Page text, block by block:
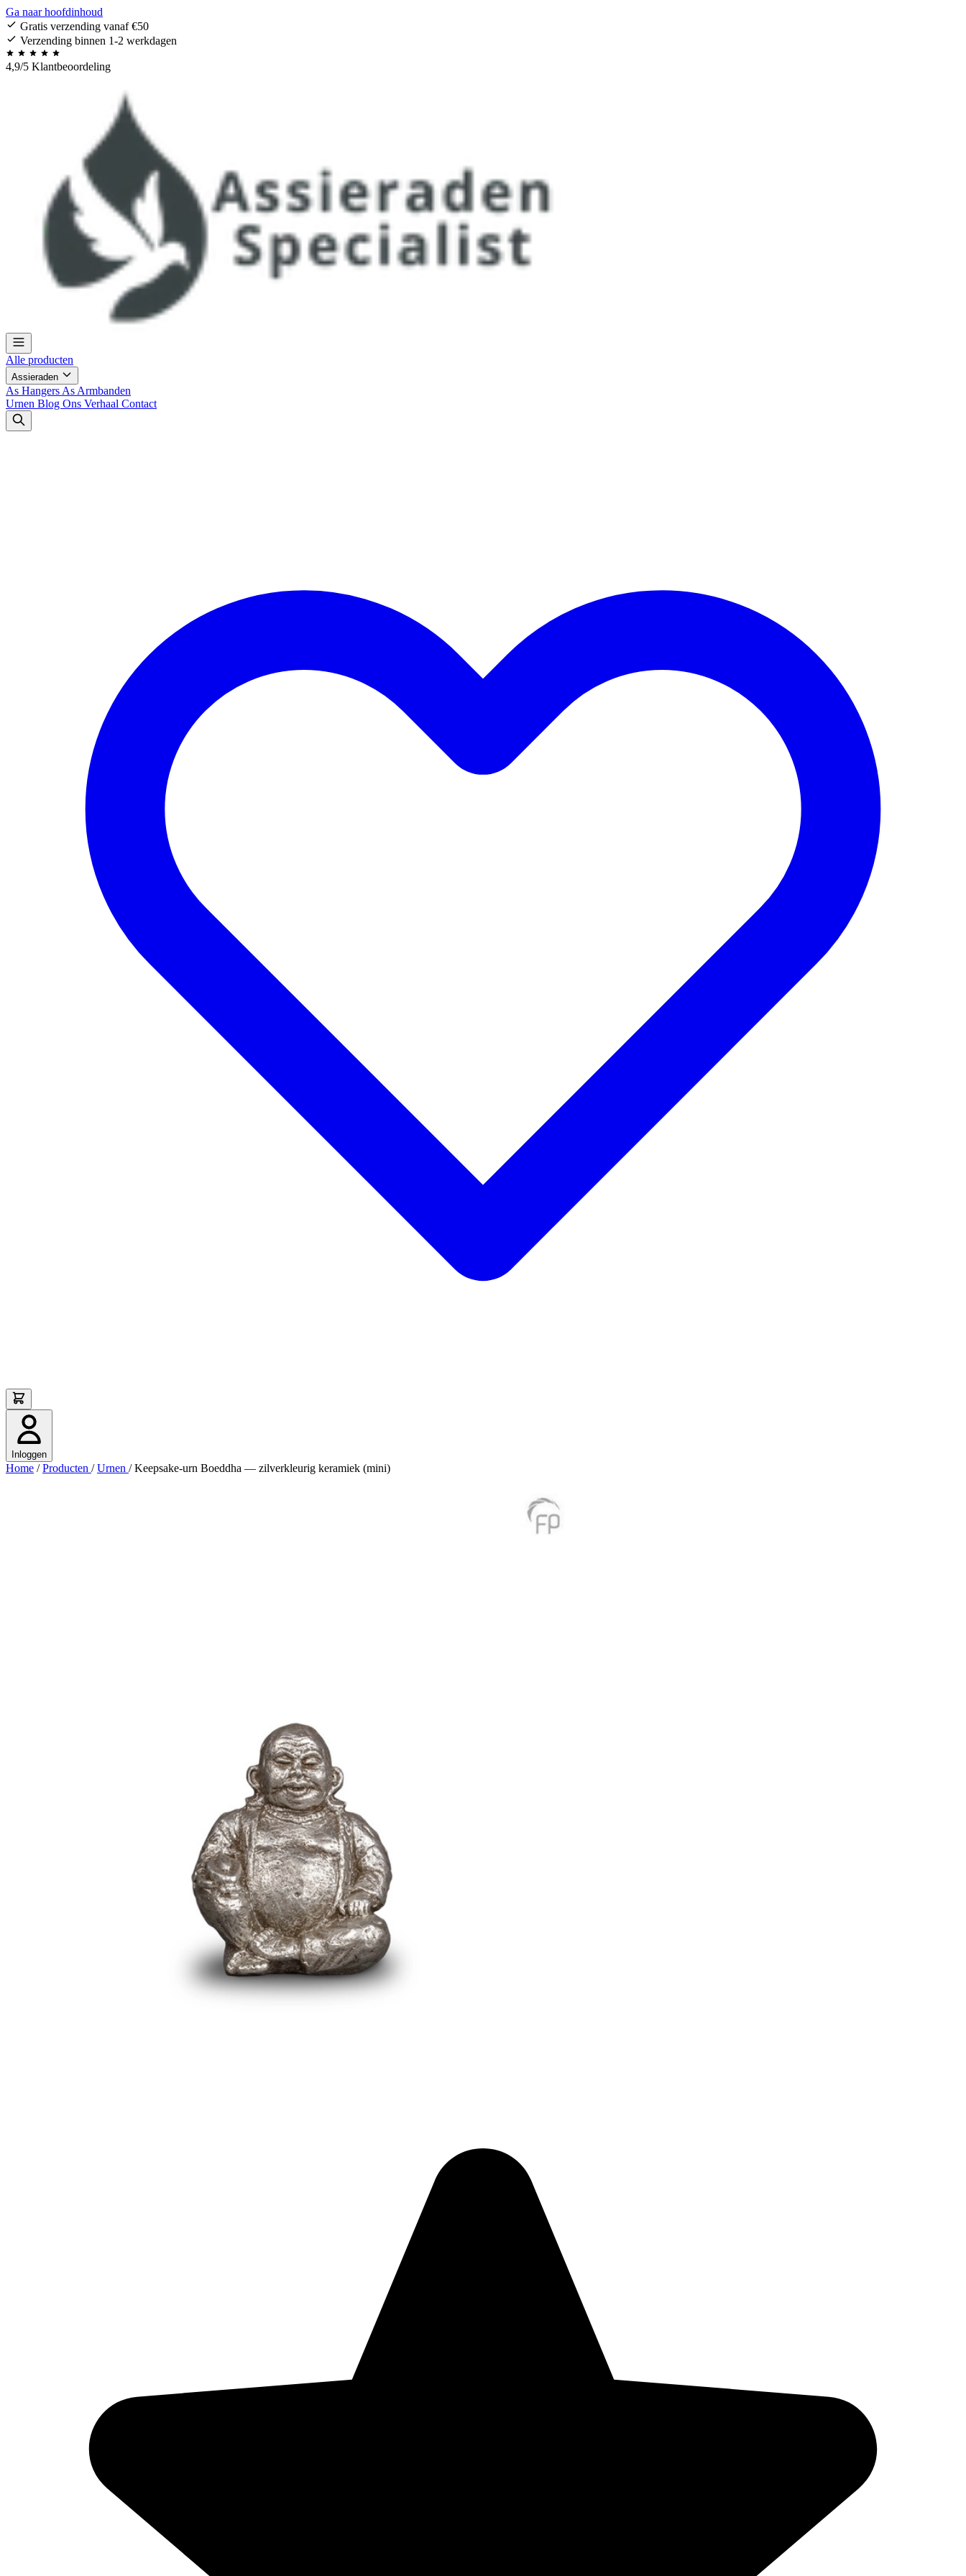
Ga naar hoofdinhoud
Gratis verzending vanaf €50
Verzending binnen 1-2 werkdagen
4,9/5 Klantbeoordeling
Alle producten
Assieraden
As Hangers As Armbanden
Urnen Blog Ons Verhaal Contact
Inloggen
Home / Producten / Urnen / Keepsake-urn Boeddha — zilverkleurig keramiek (mini)